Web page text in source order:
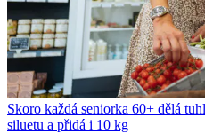
Skoro každá seniorka 60+ dělá
siluetu a přidá i 10 kg